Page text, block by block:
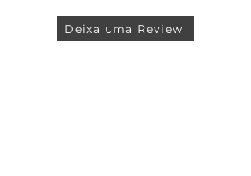
Deixa uma Review